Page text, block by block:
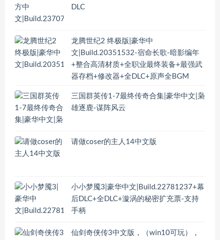
DLC
龙腾世纪2 终极版|豪华中
文|Build.20351532-宿命长歌-暗影编年
+整合高清材质+全职业最终装备+最强武
器存档+修改器+全DLC+原声全BGM
三国群英传1-7最终传奇合集|豪华中文|枭
雄逐鹿-谋阵风云
请做coser的主人14中文版
小小梦魇3|豪华中文|Build.22781237+幕
后DLC+全DLC+漩涡的秘密扩充票-支持
手柄
仙剑奇侠传3中文版，（win10可玩），